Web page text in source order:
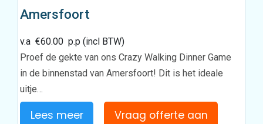
Amersfoort
v.a€60.00 p.p (incl BTW)
Proef de gekte van ons Crazy Walking Dinner Game
in de binnenstad van Amersfoort! Dit is het ideale
uitje…
Lees meer Vraag offerte aan